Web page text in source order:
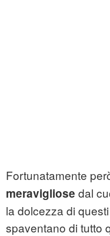
Fortunatamente
meravigliose dal
la dolcezza di
spaventano di tutto